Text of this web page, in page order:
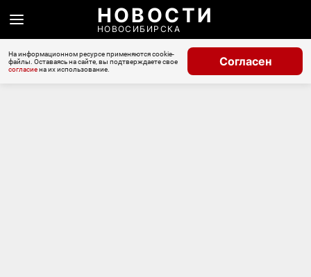
НОВОСТИ
НОВОСИБИРСКА
На информационном ресурсе применяются cookie-
файлы. Оставаясь на сайте, вы подтверждаете свое
согласиена их использование.
Согласен